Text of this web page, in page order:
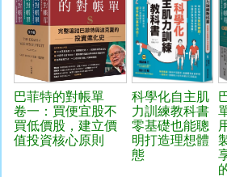
巴菲特的對帳單
卷一：買便宜股不
買低價股，建立價
值投資核心原則
科學化自主肌
力訓練教科書
零基礎也能聰
明打造理想體
態